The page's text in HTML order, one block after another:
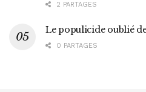
2 PARTAGES
Le populicide oublié
0 PARTAGES